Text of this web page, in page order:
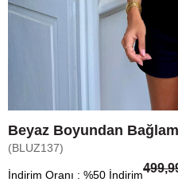
Beyaz Boyundan
(BLUZ137)
İndirim Oranı : %50 İndirim